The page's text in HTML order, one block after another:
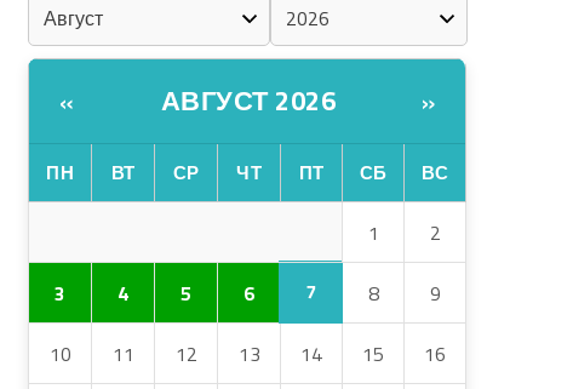
« АВГУСТ 2026 »
ПН ВТ СР ЧТ ПТ СБ ВС
1 2
3 4 5 6 7 8 9
10 11 12 13 14 15 16